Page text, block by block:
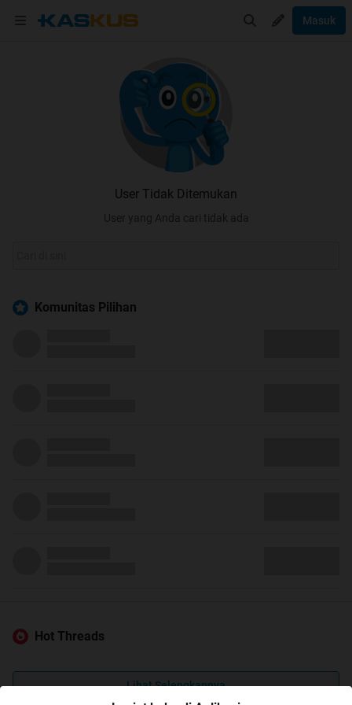
Masuk
User Tidak Ditemukan
User yang Anda cari tidak ada
Komunitas Pilihan
Hot Threads
Lihat Selengkapnya